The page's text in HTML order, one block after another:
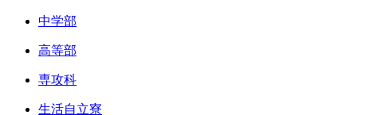
中学部
高等部
専攻科
生活自立寮